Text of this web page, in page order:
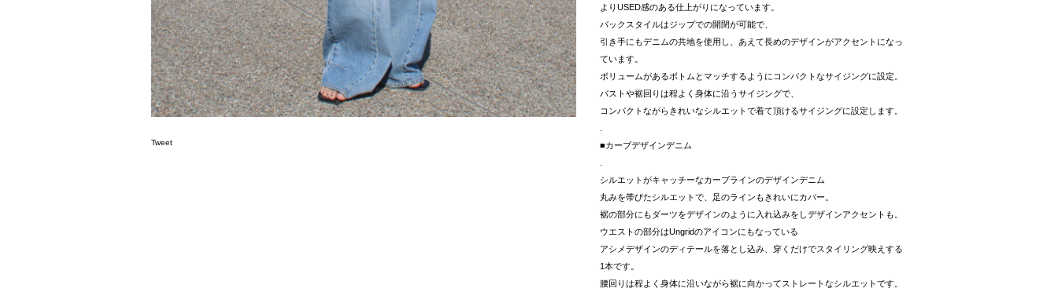
Tweet
よりUSED感のある仕上がりになっています。
バックスタイルはジップでの開閉が可能で、
引き手にもデニムの共地を使用し、あえて長めのデザインがアクセントになっ
ています。
ボリュームがあるボトムとマッチするようにコンパクトなサイジングに設定。
バストや裾回りは程よく身体に沿うサイジングで、
コンパクトながらきれいなシルエットで着て頂けるサイジングに設定します。
■カーブデザインデニム
シルエットがキャッチーなカーブラインのデザインデニム
丸みを帯びたシルエットで、足のラインもきれいにカバー。
裾の部分にもダーツをデザインのように入れ込みをしデザインアクセントも。
ウエストの部分はUngridのアイコンにもなっている
アシメデザインのディテールを落とし込み、穿くだけでスタイリング映えする
1本です。
腰回りは程よく身体に沿いながら裾に向かってストレートなシルエットです。